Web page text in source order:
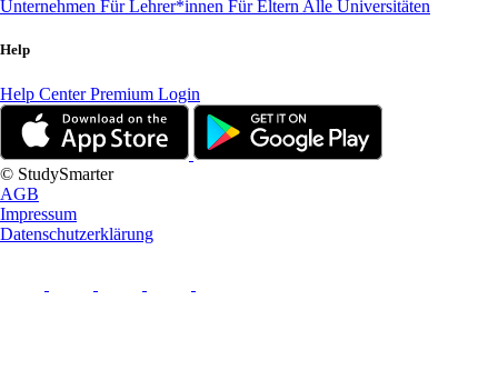
Unternehmen Für Lehrer*innen Für Eltern Alle Universitäten
Help
Help CenterPremium Login
© StudySmarter
AGB
Impressum
Datenschutzerklärung